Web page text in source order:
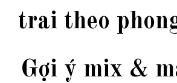
trai theo
Gợi ý mix &